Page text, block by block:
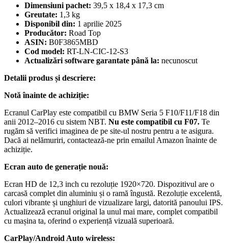
Dimensiuni pachet: 39,5 x 18,4 x 17,3 cm
Greutate: 1,3 kg
Disponibil din: 1 aprilie 2025
Producător: Road Top
ASIN: B0F3865MBD
Cod model: RT-LN-CIC-12-S3
Actualizări software garantate până la: necunoscut
Detalii produs și descriere:
Notă înainte de achiziție:
Ecranul CarPlay este compatibil cu BMW Seria 5 F10/F11/F18 din
anii 2012–2016 cu sistem NBT. Nu este compatibil cu F07. Te
rugăm să verifici imaginea de pe site-ul nostru pentru a te asigura.
Dacă ai nelămuriri, contactează-ne prin emailul Amazon înainte de
achiziție.
Ecran auto de generație nouă:
Ecran HD de 12,3 inch cu rezoluție 1920×720. Dispozitivul are o
carcasă complet din aluminiu și o ramă îngustă. Rezoluție excelentă,
culori vibrante și unghiuri de vizualizare largi, datorită panoului IPS.
Actualizează ecranul original la unul mai mare, complet compatibil
cu mașina ta, oferind o experiență vizuală superioară.
CarPlay/Android Auto wireless: